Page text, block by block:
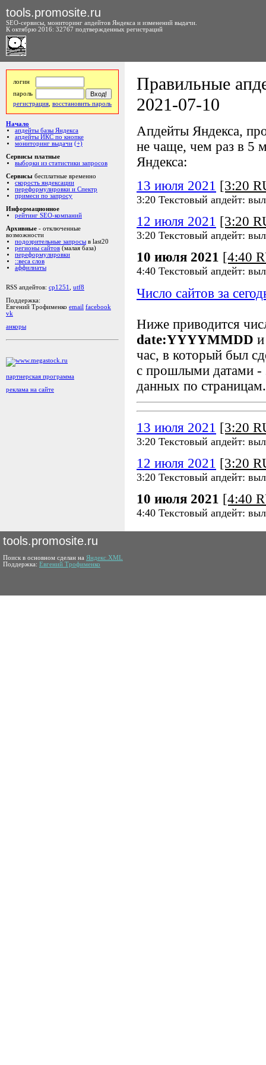
tools.promosite.ru
SEO-сервисы, мониторинг апдейтов Яндекса и изменений выдачи.
К октябрю 2016: 32767 подтвержденных регистраций
логин
пароль
регистрация восстановить пароль
Начало
апдейты базы Яндекса
апдейты ИКС по кнопке
мониторинг выдачи (+)
Сервисы платные
выборки из статистики запросов
Сервисы бесплатные временно
скорость яндексации
переформулировки и Спектр
примеси по запросу
Информационное
рейтинг SEO-компаний
Архивные - отключенные
возможности
подозрительные запросы в last20
регионы сайтов (малая база)
переформулировки
::веса слов
аффилиаты
RSS апдейтов: cp1251
utf8
Поддержка:
Евгений Трофименко email facebook
vk
анкоры
партнерская программа
реклама на сайте
Правильные
2021-07-10
Апдейты Яндекса,
не чаще, чем раз в 5
Яндекса:
13 июля 2021 [3:20
3:20 Текстовый апдейт:
12 июля 2021 [3:20
3:20 Текстовый апдейт:
10 июля 2021 [4:40
4:40 Текстовый апдейт:
Число сайтов за
Ниже приводится
date:YYYYMMDD
час, в который был
с прошлыми датами -
данных по страницам.
13 июля 2021 [3:20
3:20 Текстовый апдейт:
12 июля 2021 [3:20
3:20 Текстовый апдейт:
10 июля 2021 [4:40
4:40 Текстовый апдейт:
tools.promosite.ru
Поиск в основном сделан на Яндекс.XML
Поддержка: Евгений Трофименко